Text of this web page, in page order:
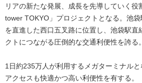
リアの新たな発展、成長を先導していく役
tower TOKYO」プロジェクトとなる。池
を直進した西口五叉路に位置し、池袋駅直
クトにつながる圧倒的な交通利便性を誇る。
1日約235万人が利用するメガターミナル
アクセスも快適かつ高い利便性を有する。